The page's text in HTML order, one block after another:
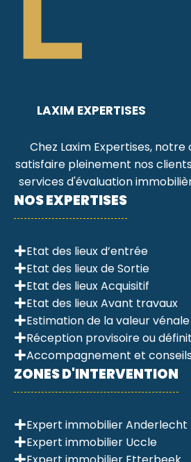
LAXIM EXPERTISES
Chez Laxim Expertises,
satisfaire pleinement nos
services d'évaluation
NOS EXPERTISES
Etat des lieux d’entrée
Etat des lieux de Sortie
Etat des lieux Acquisitif
Etat des lieux Avant travaux
Estimation de la valeur
Réception provisoire ou
Accompagnement et
ZONES D'INTERVENTION
Expert immobilier Anderlecht
Expert immobilier Uccle